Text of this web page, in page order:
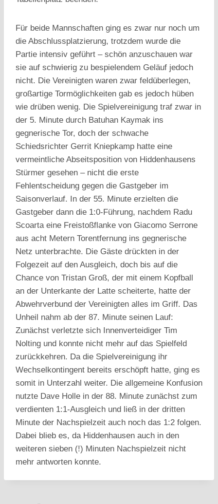
Für beide Mannschaften ging es zwar nur noch um
die Abschlussplatzierung, trotzdem wurde die
Partie intensiv geführt – schön anzuschauen war
sie auf schwierig zu bespielendem Geläuf jedoch
nicht. Die Vereinigten waren zwar feldüberlegen,
großartige Tormöglichkeiten gab es jedoch hüben
wie drüben wenig. Die Spielvereinigung traf zwar in
der 5. Minute durch Batuhan Kaymak ins
gegnerische Tor, doch der schwache
Schiedsrichter Gerrit Kniepkamp hatte eine
vermeintliche Abseitsposition von Hiddenhausens
Stürmer gesehen – nicht die erste
Fehlentscheidung gegen die Gastgeber im
Saisonverlauf. In der 55. Minute erzielten die
Gastgeber dann die 1:0-Führung, nachdem Radu
Scoarta eine Freistoßflanke von Giacomo Serrone
aus acht Metern Torentfernung ins gegnerische
Netz unterbrachte. Die Gäste drückten in der
Folgezeit auf den Ausgleich, doch bis auf die
Chance von Tristan Groß, der mit einem Kopfball
an der Unterkante der Latte scheiterte, hatte der
Abwehrverbund der Vereinigten alles im Griff. Das
Unheil nahm ab der 87. Minute seinen Lauf:
Zunächst verletzte sich Innenverteidiger Tim
Nolting und konnte nicht mehr auf das Spielfeld
zurückkehren. Da die Spielvereinigung ihr
Wechselkontingent bereits erschöpft hatte, ging es
somit in Unterzahl weiter. Die allgemeine Konfusion
nutzte Dave Holle in der 88. Minute zunächst zum
verdienten 1:1-Ausgleich und ließ in der dritten
Minute der Nachspielzeit auch noch das 1:2 folgen.
Dabei blieb es, da Hiddenhausen auch in den
weiteren sieben (!) Minuten Nachspielzeit nicht
mehr antworten konnte.